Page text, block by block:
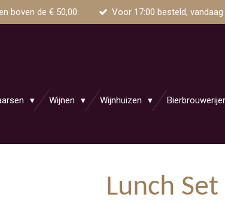
boven de € 50,00. Voor 17:00 besteld,
Wijnen Wijnhuizen
Lunch